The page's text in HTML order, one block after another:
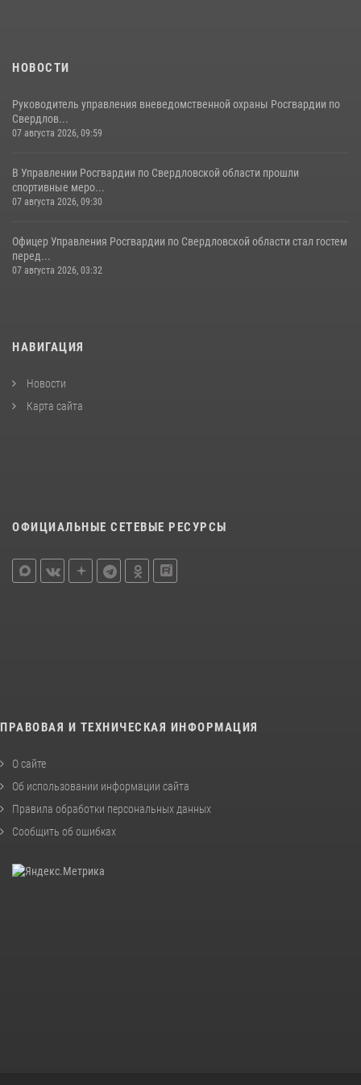
НОВОСТИ
Руководитель управления вневедомственной охраны Росгвардии по
Свердлов...
07 августа 2026, 09:59
В Управлении Росгвардии по Свердловской области прошли
спортивные меро...
07 августа 2026, 09:30
Офицер Управления Росгвардии по Свердловской области стал гостем
перед...
07 августа 2026, 03:32
НАВИГАЦИЯ
Новости
Карта сайта
ОФИЦИАЛЬНЫЕ СЕТЕВЫЕ РЕСУРСЫ
ПРАВОВАЯ И ТЕХНИЧЕСКАЯ ИНФОРМАЦИЯ
О сайте
Об использовании информации сайта
Правила обработки персональных данных
Сообщить об ошибках